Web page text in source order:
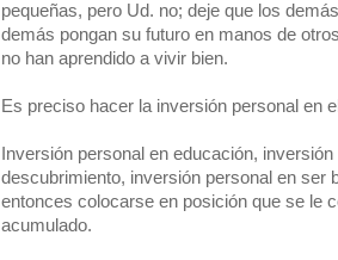
pequeñas, pero Ud. no; deje que los
demás pongan su futuro en manos de
no han aprendido a vivir bien.
Es preciso hacer la inversión personal en
Inversión personal en educación,
descubrimiento, inversión personal en ser
entonces colocarse en posición que se le
acumulado.